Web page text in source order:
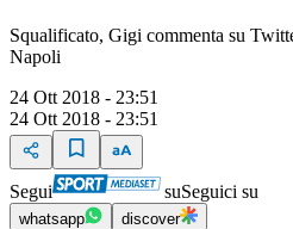
Squalificato, Gigi commenta su
Napoli
24 Ott 2018 - 23:51
24 Ott 2018 - 23:51
Segui suSeguici su
whatsapp discover